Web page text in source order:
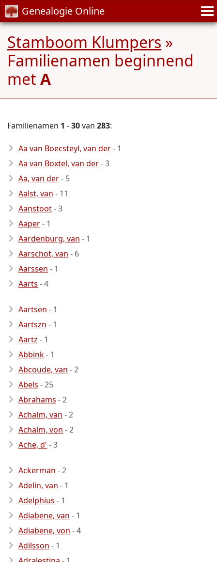
Genealogie Online
Stamboom Klumpers »
Familienamen beginnend
met A
Familienamen 1 -30van 283:
Aa van Boecsteyl, van der- 1
Aa van Boxtel, van der- 3
Aa, van der- 5
Aalst, van - 11
Aanstoot- 3
Aaper- 1
Aardenburg, van - 1
Aarschot, van - 6
Aarssen - 1
Aarts - 4
Aartsen - 1
Aartszn - 1
Aartz - 1
Abbink- 1
Abcoude, van - 2
Abels - 25
Abrahams - 2
Achalm, van - 2
Achalm, von - 2
Ache, d' - 3
Ackerman - 2
Adelin, van - 1
Adelphius - 1
Adiabene, van - 1
Adiabene, von - 4
Adilsson - 1